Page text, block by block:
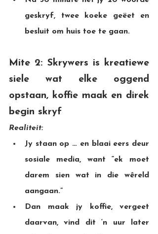
geskryf, twee koeke geëet en
besluit om huis toe te gaan.
Mite 2: Skrywers is kreatiewe
siele wat elke oggend
opstaan, koffie maak en direk
begin skryf
Realiteit:
Jy staan op … en blaai eers deur
sosiale media, want “ek moet
darem sien wat in die wêreld
aangaan.”
Dan maak jy koffie, vergeet
daarvan, vind dit ‘n uur later